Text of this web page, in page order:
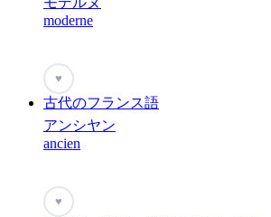
moderne
♥
古代のフランス語
アンシヤン
ancien
♥